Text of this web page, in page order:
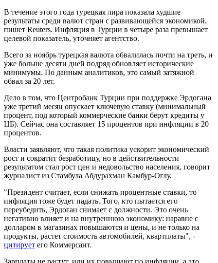
В течение этого года турецкая лира показала худшие
результаты среди валют стран с развивающейся экономикой,
пишет Reuters. Инфляция в Турции в четыре раза превышает
целевой показатель, уточняет агентство.
Всего за ноябрь турецкая валюта обвалилась почти на треть, и
уже больше десяти дней подряд обновляет исторические
минимумы. По данным аналитиков, это самый затяжной
обвал за 20 лет.
Дело в том, что Центробанк Турции при поддержке Эрдогана
уже третий месяц опускает ключевую ставку (минимальный
процент, под который коммерческие банки берут кредиты у
ЦБ). Сейчас она составляет 15 процентов при инфляции в 20
процентов.
Власти заявляют, что такая политика ускорит экономический
рост и сократит безработицу, но в действительности
результатом стал рост цен и недовольство населения, говорит
журналист из Стамбула Абдурахман Камбур-Оглу.
"Президент считает, если снижать процентные ставки, то
инфляция тоже будет падать. Того, кто пытается его
переубедить, Эрдоган снимает с должности. Это очень
негативно влияет и на внутреннюю экономику: наравне с
долларом в магазинах повышаются и цены, и не только на
продукты, растет стоимость автомобилей, квартплаты", -
цитирует его Коммерсант.
Зарплаты не растут, или их повышают по инфляции, а это